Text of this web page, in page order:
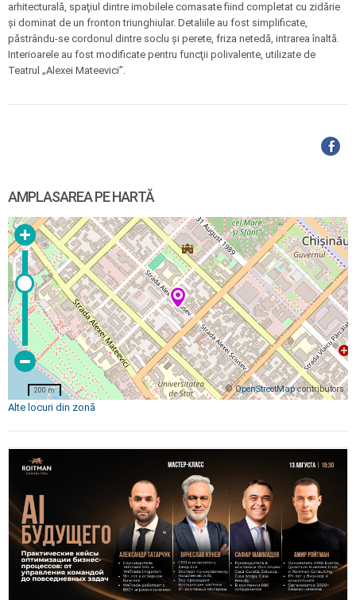
arhitecturală, spaţiul dintre imobilele comasate fiind completat cu zidărie
şi dominat de un fronton triunghiular. Detaliile au fost simplificate,
păstrându-se cordonul dintre soclu şi perete, friza netedă, intrarea înaltă.
Interioarele au fost modificate pentru funcţii polivalente, utilizate de
Teatrul „Alexei Mateevici”.
AMPLASAREA PE HARTĂ
©OpenStreetMapcontributors
200 m
Alte locuri din zonă